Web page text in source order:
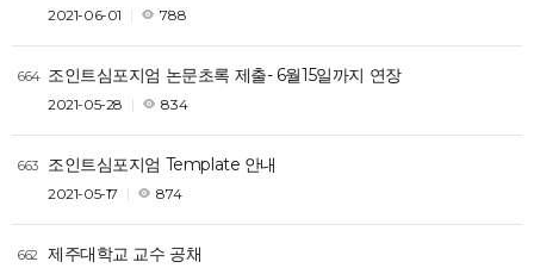
2021-06-01 788
664 조인트심포지엄 논문초록 제출- 6월15일까지 연장
2021-05-28 834
663 조인트심포지엄 Template 안내
2021-05-17 874
662 제주대학교 교수 공채